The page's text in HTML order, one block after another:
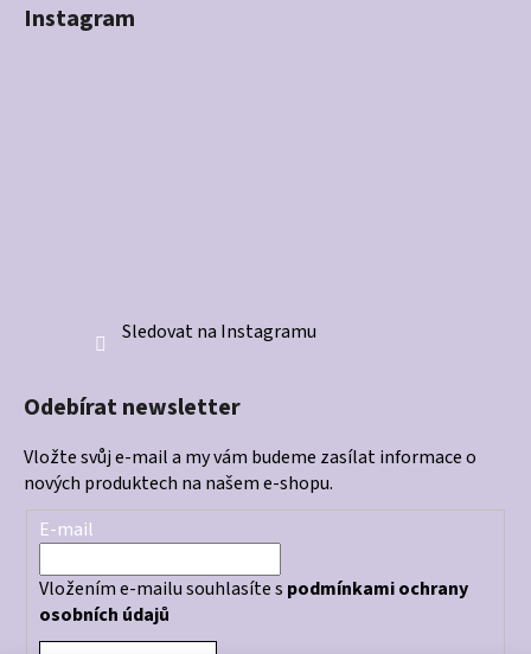
Instagram
Sledovat na Instagramu
Odebírat newsletter
Vložte svůj e-mail a my vám budeme zasílat informace o
nových produktech na našem e-shopu.
E-mail
Vložením e-mailu souhlasíte s podmínkami ochrany
osobních údajů